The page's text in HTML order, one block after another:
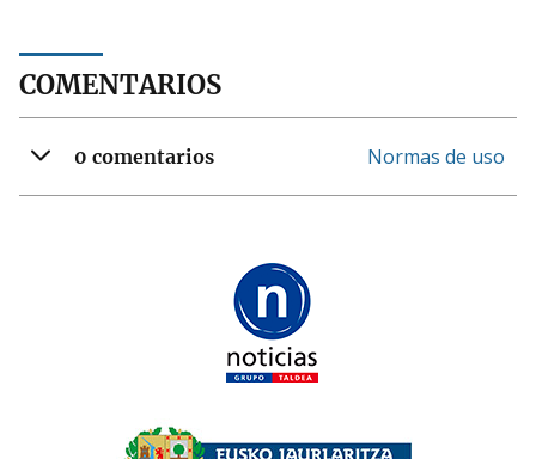
COMENTARIOS
0 comentarios Normas de uso